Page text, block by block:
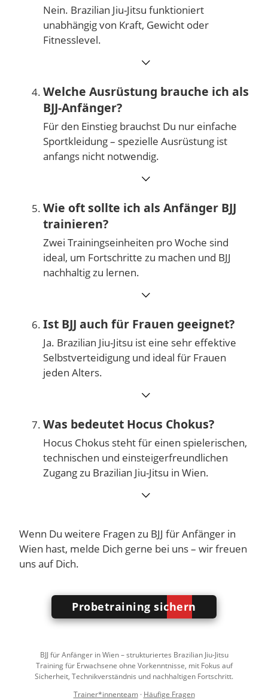
Nein. Brazilian Jiu-Jitsu funktioniert
unabhängig von Kraft, Gewicht oder
Fitnesslevel.
⌵
Welche Ausrüstung brauche ich als
BJJ-Anfänger?
Für den Einstieg brauchst Du nur einfache
Sportkleidung – spezielle Ausrüstung ist
anfangs nicht notwendig.
⌵
Wie oft sollte ich als Anfänger BJJ
trainieren?
Zwei Trainingseinheiten pro Woche sind
ideal, um Fortschritte zu machen und BJJ
nachhaltig zu lernen.
⌵
Ist BJJ auch für Frauen geeignet?
Ja. Brazilian Jiu-Jitsu ist eine sehr effektive
Selbstverteidigung und ideal für Frauen
jeden Alters.
⌵
Was bedeutet Hocus Chokus?
Hocus Chokus steht für einen spielerischen,
technischen und einsteigerfreundlichen
Zugang zu Brazilian Jiu-Jitsu in Wien.
⌵
Wenn Du weitere Fragen zu BJJ für Anfänger in
Wien hast, melde Dich gerne bei uns – wir freuen
uns auf Dich.
Probetraining sichern
BJJ für Anfänger in Wien – strukturiertes Brazilian Jiu-Jitsu
Training für Erwachsene ohne Vorkenntnisse, mit Fokus auf
Sicherheit, Technikverständnis und nachhaltigen Fortschritt.
Trainer*innenteam· Häufige Fragen